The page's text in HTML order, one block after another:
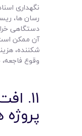
نگهداری
رسان ها،
دستگاهی
آن ممکن
شکننده،
وقوع فاجعه،
۱۱.
پروژه